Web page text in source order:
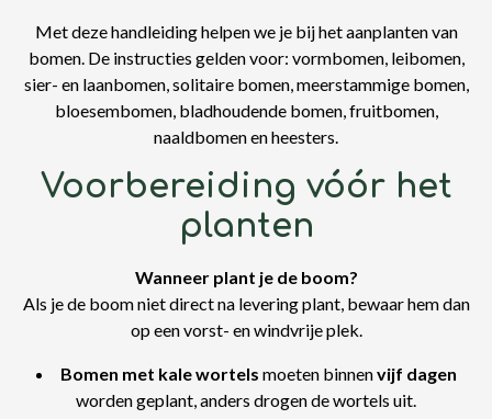
Met deze handleiding helpen we je bij het aanplanten van
bomen. De instructies gelden voor: vormbomen, leibomen,
sier- en laanbomen, solitaire bomen, meerstammige bomen,
bloesembomen, bladhoudende bomen, fruitbomen,
naaldbomen en heesters.
Voorbereiding vóór het
planten
Wanneer plant je de boom?
Als je de boom niet direct na levering plant, bewaar hem dan
op een vorst- en windvrije plek.
Bomen met kale wortels moeten binnenvijf dagen
worden geplant, anders drogen de wortels uit.